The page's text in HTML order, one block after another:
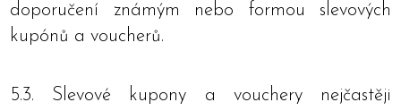
doporučení známým nebo formou slevových
kupónů a voucherů.
5.3. Slevové kupony a vouchery nejčastěji